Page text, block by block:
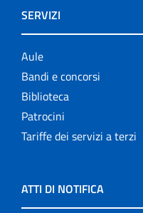
SERVIZI
Aule
Bandi e concorsi
Biblioteca
Patrocini
Tariffe dei servizi a terzi
ATTI DI NOTIFICA